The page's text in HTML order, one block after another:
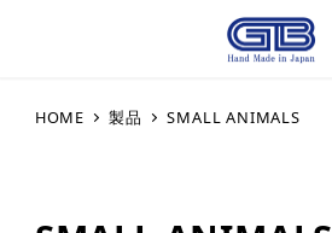
HOME 製品 SMALL ANIMALS